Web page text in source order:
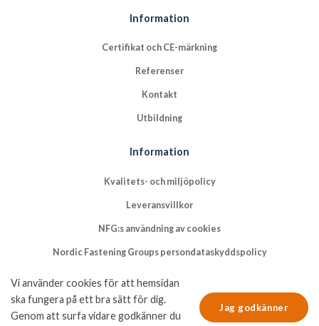
Information
Certifikat och CE-märkning
Referenser
Kontakt
Utbildning
Information
Kvalitets- och miljöpolicy
Leveransvillkor
NFG:s användning av cookies
Nordic Fastening Groups persondataskyddspolicy
Vi använder cookies för att hemsidan
ska fungera på ett bra sätt för dig.
Genom att surfa vidare godkänner du
Jag godkänner